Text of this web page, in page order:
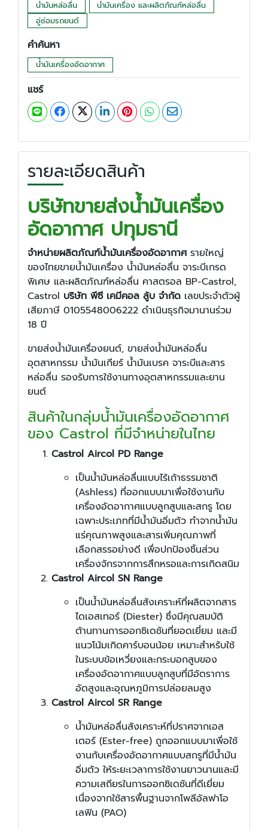
น้ำมันหล่อลื่น
น้ำมันเครื่อง และผลิตภัณฑ์หล่อลื่น
อู่ซ่อมรถยนต์
คำค้นหา
น้ำมันเครื่องอัดอากาศ
แชร์
รายละเอียดสินค้า
บริษัทขายส่งน้ำมันเครื่อง
อัดอากาศ ปทุมธานี
จำหน่ายผลิตภัณฑ์น้ำมันเครื่องอัดอากาศรายใหญ่
ของไทยขายน้ำมันเครื่อง น้ำมันหล่อลื่น จาระบีเกรด
พิเศษ และผลิตภัณฑ์หล่อลื่น คาสตรอล BP-Castrol,
Castrol บริษัท พีซี เคมีคอล ลู้บ จำกัด เลขประจำตัวผู้
เสียภาษี 0105548006222 ดำเนินธุรกิจมานานร่วม
18 ปี
ขายส่งน้ำมันเครื่องยนต์, ขายส่งน้ำมันหล่อลื่น
อุตสาหกรรม น้ำมันเกียร์ น้ำมันเบรค จาระบีและสาร
หล่อลื่น รองรับการใช้งานทางอุตสาหกรรมและยาน
ยนต์
สินค้าในกลุ่มน้ำมันเครื่องอัดอากาศ
ของ Castrol ที่มีจำหน่ายในไทย
Castrol Aircol PD Range
เป็นน้ำมันหล่อลื่นแบบไร้เถ้าธรรมชาติ
(Ashless) ที่ออกแบบมาเพื่อใช้งานกับ
เครื่องอัดอากาศแบบลูกสูบและสกรู โดย
เฉพาะประเภทที่มีน้ำมันอิ่มตัว ทำจากน้ำมัน
แร่คุณภาพสูงและสารเพิ่มคุณภาพที่
เลือกสรรอย่างดี เพื่อปกป้องชิ้นส่วน
เครื่องจักรจากการสึกหรอและการเกิดสนิม
Castrol Aircol SN Range
เป็นน้ำมันหล่อลื่นสังเคราะห์ที่ผลิตจากสาร
ไดเอสเทอร์ (Diester) ซึ่งมีคุณสมบัติ
ต้านทานการออกซิเดชันที่ยอดเยี่ยม และมี
แนวโน้มเกิดคาร์บอนน้อย เหมาะสำหรับใช้
ในระบบข้อเหวี่ยงและกระบอกสูบของ
เครื่องอัดอากาศแบบลูกสูบที่มีอัตราการ
อัดสูงและอุณหภูมิการปล่อยลมสูง
Castrol Aircol SR Range
น้ำมันหล่อลื่นสังเคราะห์ที่ปราศจากเอส
เตอร์ (Ester-free) ถูกออกแบบมาเพื่อใช้
งานกับเครื่องอัดอากาศแบบสกรูที่มีน้ำมัน
อิ่มตัว ให้ระยะเวลาการใช้งานยาวนานและมี
ความเสถียรในการออกซิเดชันที่ดีเยี่ยม
เนื่องจากใช้สารพื้นฐานจากโพลีอัลฟาโอ
เลฟิน (PAO)